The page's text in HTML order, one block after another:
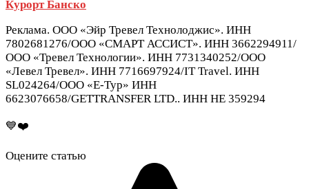
Курорт Банско
Реклама. ООО «Эйр Тревел Технолоджис». ИНН
7802681276/ООО «СМАРТ АССИСТ». ИНН 3662294911/
ООО «Тревел Технологии». ИНН 7731340252/ООО
«Левел Тревел». ИНН 7716697924/IT Travel. ИНН
SL024264/ООО «Е-Тур» ИНН
6623076658/GETTRANSFER LTD.. ИНН HE 359294
💙❤️
Оцените статью